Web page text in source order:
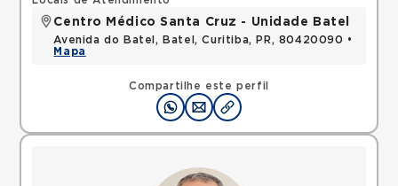
Compartilhe este perfil
Centro Médico Santa Cruz - Unidade Batel
Avenida do Batel, Batel, Curitiba, PR, 80420090 •
Mapa